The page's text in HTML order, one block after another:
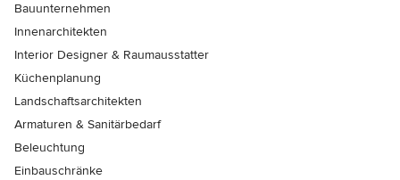
Bauunternehmen
Innenarchitekten
Interior Designer & Raumausstatter
Küchenplanung
Landschaftsarchitekten
Armaturen & Sanitärbedarf
Beleuchtung
Einbauschränke